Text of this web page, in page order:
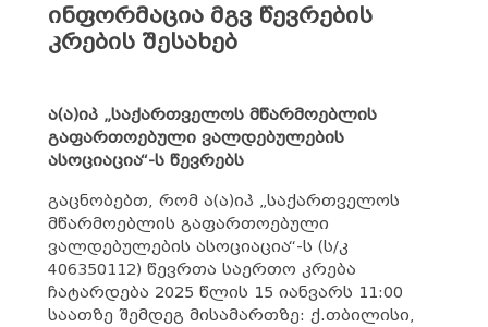
ინფორმაცია მგვ წევრების
კრების შესახებ
ა(ა)იპ „საქართველოს მწარმოებლის
გაფართოებული ვალდებულების
ასოციაცია“-ს წევრებს
გაცნობებთ, რომ ა(ა)იპ „საქართველოს
მწარმოებლის გაფართოებული
ვალდებულების ასოციაცია“-ს (ს/კ
406350112) წევრთა საერთო კრება
ჩატარდება 2025 წლის 15 იანვარს 11:00
საათზე შემდეგ მისამართზე: ქ.თბილისი,